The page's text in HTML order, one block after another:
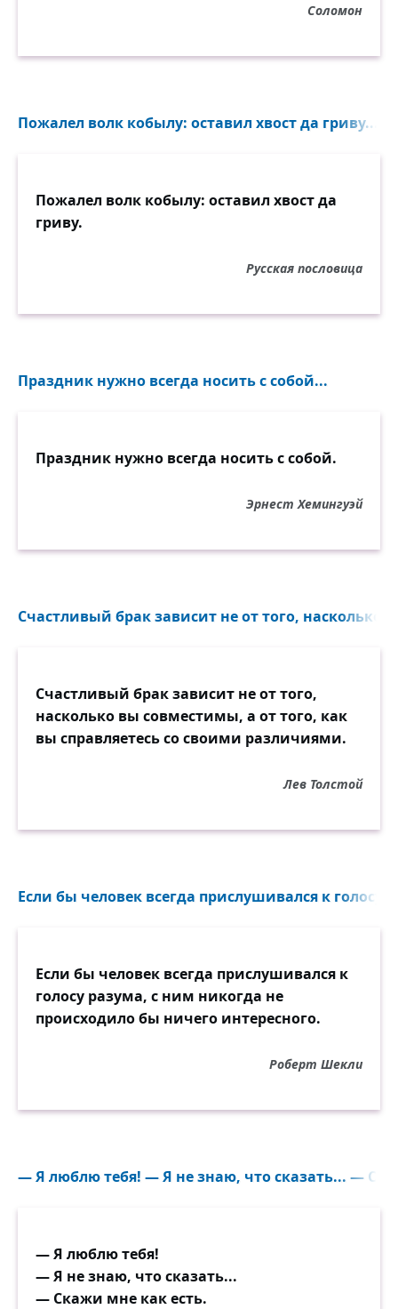
того, что быти…» «Да не на „?“!
когда меня не будет и в помине,
Соломон
Пожалел волк кобылу: оставил хвост да гриву...
Пожалел волк кобылу: оставил хвост да
гриву.
Русская пословица
Праздник нужно всегда носить с собой...
Праздник нужно всегда носить с собой.
Эрнест Хемингуэй
Счастливый брак зависит не от того, насколько
Счастливый брак зависит не от того,
насколько вы совместимы, а от того, как
вы справляетесь со своими различиями.
Лев Толстой
Если бы человек всегда прислушивался к голосу
Если бы человек всегда прислушивался к
голосу разума, с ним никогда не
происходило бы ничего интересного.
Роберт Шекли
— Я люблю тебя! — Я не знаю, что сказать... —
— Я люблю тебя!
— Я не знаю, что сказать...
— Скажи мне как есть.